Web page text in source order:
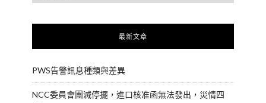
最新文章
PWS告警訊息種類與差異
NCC委員會團滅停擺，進口核准函無法發出，災情四